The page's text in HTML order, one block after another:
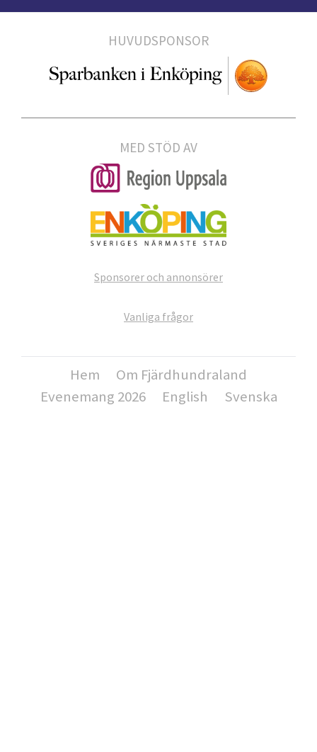
HUVUDSPONSOR
MED STÖD AV
Sponsorer och annonsörer
Vanliga frågor
Hem
Om Fjärdhundraland
Evenemang 2026
English Svenska